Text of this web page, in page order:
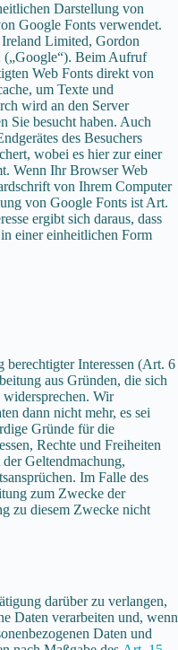
Darstellung von
Google Fonts verwendet.
Limited, Gordon
Beim Aufruf
Web Fonts direkt von
um Texte und
wird an den Server
Sie besucht haben. Auch
des Besuchers
wobei es hier zur einer
Wenn Ihr Browser Web
von Ihrem Computer
von Google Fonts ist Art.
ergibt sich daraus, dass
einer einheitlichen Form
berechtigter Interessen (Art. 6
aus Gründen, die sich
widersprechen. Wir
dann nicht mehr, es sei
Gründe für die
Rechte und Freiheiten
Geltendmachung,
Im Falle des
zum Zwecke der
zu diesem Zwecke nicht
darüber zu verlangen,
Daten verarbeiten und, wenn
Daten und